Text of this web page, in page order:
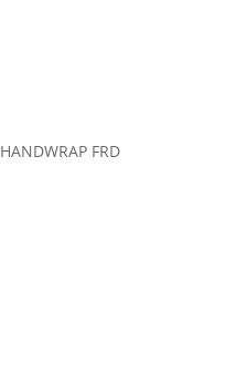
FRD